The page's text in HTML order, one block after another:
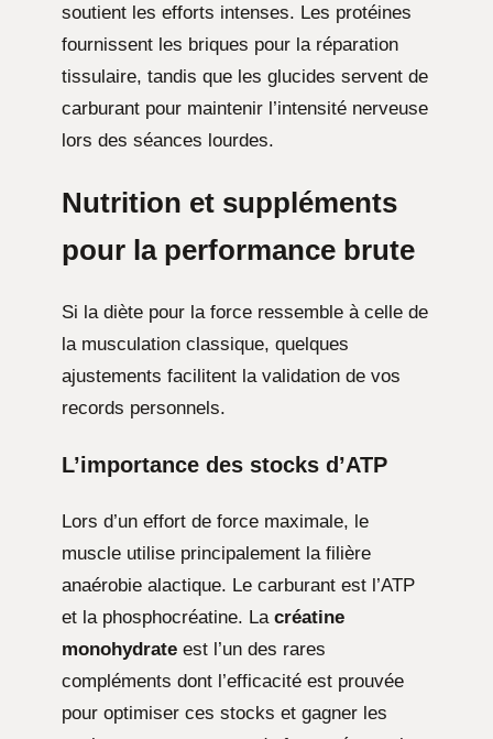
soutient les efforts intenses. Les protéines
fournissent les briques pour la réparation
tissulaire, tandis que les glucides servent de
carburant pour maintenir l’intensité nerveuse
lors des séances lourdes.
Nutrition et suppléments
pour la performance brute
Si la diète pour la force ressemble à celle de
la musculation classique, quelques
ajustements facilitent la validation de vos
records personnels.
L’importance des stocks d’ATP
Lors d’un effort de force maximale, le
muscle utilise principalement la filière
anaérobie alactique. Le carburant est l’ATP
et la phosphocréatine. La créatine
monohydrate est l’un des rares
compléments dont l’efficacité est prouvée
pour optimiser ces stocks et gagner les